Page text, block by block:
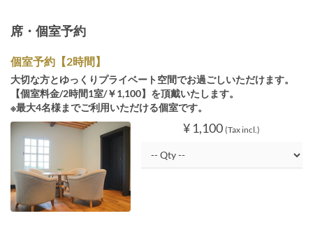
席・個室予約
個室予約【2時間】
大切な方とゆっくりプライベート空間でお過ごしいただけます。
【個室料金/2時間1室/￥1,100】を頂戴いたします。
※最大4名様までご利用いただける個室です。
¥ 1,100 (Tax incl.)